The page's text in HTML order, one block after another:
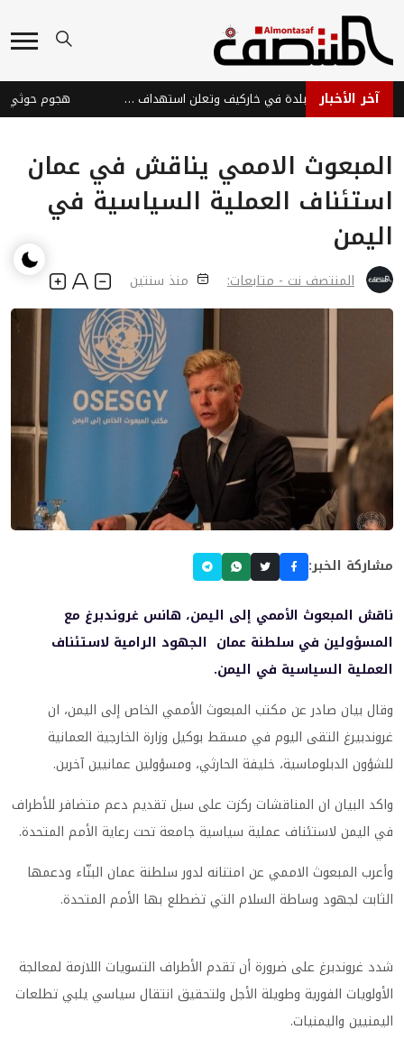
آخر الأخبار روسيا تسيطر على بلدة في خاركيف وتعلن استهداف سفن أوكرانية
المبعوث الاممي يناقش في عمان
استئناف العملية السياسية في
اليمن
المنتصف نت - متابعات: منذ سنتين
مشاركة الخبر:
ناقش المبعوث الأممي إلى اليمن، هانس غروندبرغ مع
المسؤولين في سلطنة عمان الجهود الرامية لاستئناف
العملية السياسية في اليمن.
وقال بيان صادر عن مكتب المبعوث الأممي الخاص إلى اليمن، ان
غروندبيرغ التقى اليوم في مسقط بوكيل وزارة الخارجية العمانية
للشؤون الدبلوماسية، خليفة الحارثي، ومسؤولين عمانيين آخرين.
واكد البيان ان المناقشات ركزت على سبل تقديم دعم متضافر للأطراف
في اليمن لاستئناف عملية سياسية جامعة تحت رعاية الأمم المتحدة.
وأعرب المبعوث الاممي عن امتنانه لدور سلطنة عمان البنّاء ودعمها
الثابت لجهود وساطة السلام التي تضطلع بها الأمم المتحدة.
شدد غروندبرغ على ضرورة أن تقدم الأطراف التسويات اللازمة لمعالجة
الأولويات الفورية وطويلة الأجل ولتحقيق انتقال سياسي يلبي تطلعات
اليمنيين واليمنيات.